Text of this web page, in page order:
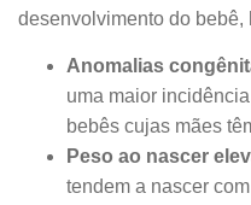
desenvolvimento do bebê,
Anomalias
uma maior
bebês cujas mães
Peso ao nascer
tendem a nascer